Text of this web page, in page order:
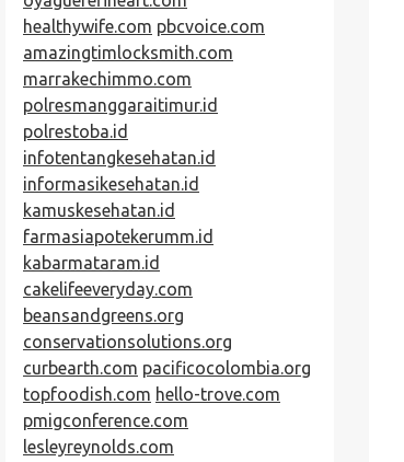
healthywife.com pbcvoice.com
amazingtimlocksmith.com
marrakechimmo.com
polresmanggaraitimur.id
polrestoba.id
infotentangkesehatan.id
informasikesehatan.id
kamuskesehatan.id
farmasiapotekerumm.id
kabarmataram.id
cakelifeeveryday.com
beansandgreens.org
conservationsolutions.org
curbearth.com pacificocolombia.org
topfoodish.com hello-trove.com
pmigconference.com
lesleyreynolds.com